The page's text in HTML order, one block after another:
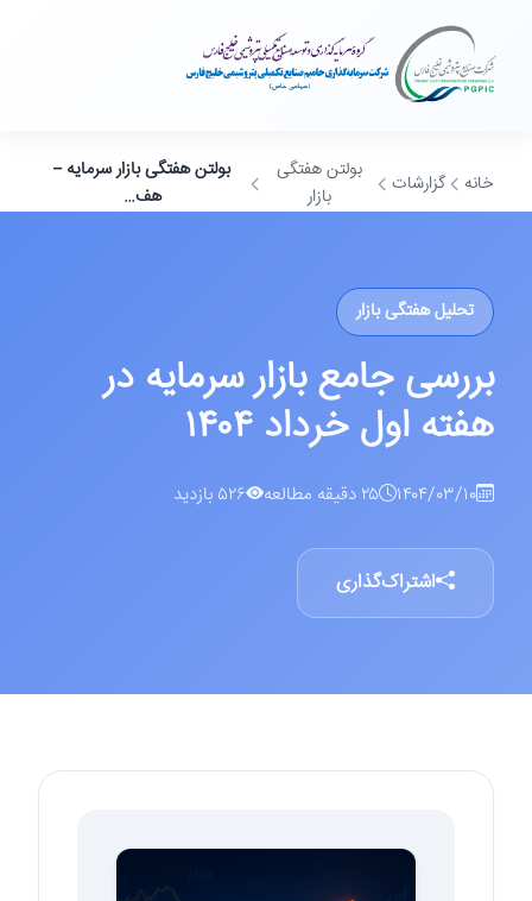
خانه گزارشات
بولتن‌ هفتگی
بازار
بولتن هفتگی بازار سرمایه –
هف…
تحلیل هفتگی بازار
بررسی جامع بازار سرمایه در
هفته اول خرداد ۱۴۰۴
۱۴۰۴/۰۳/۱۰ ۲۵ دقیقه مطالعه ۵۲۶ بازدید
اشتراک‌گذاری